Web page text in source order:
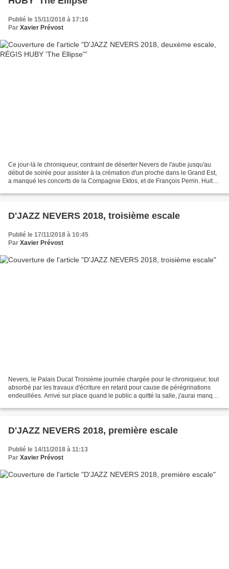
Publié le 15/11/2018 à 17:16
Par Xavier Prévost
Ce jour-là le chroniqueur, contraint de déserter Nevers de l'aube jusqu'au
début de soirée pour assister à la crémation d'un proche dans le Grand Est,
a manqué les concerts de la Compagnie Ektos, et de François Perrin. Huit
D'JAZZ NEVERS 2018, troisième escale
Publié le 17/11/2018 à 10:45
Par Xavier Prévost
Nevers, le Palais Ducal Troisième journée chargée pour le chroniqueur, tout
absorbé par les travaux d'écriture en retard pour cause de pérégrinations
endeuillées. Arrivé sur place quand le public a quitté la salle, j'aurai manqué
D'JAZZ NEVERS 2018, première escale
Publié le 14/11/2018 à 11:13
Par Xavier Prévost